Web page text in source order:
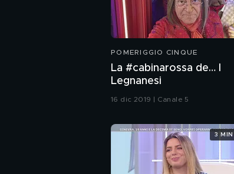
POMERIGGIO CINQUE
La #cabinarossa de… I
Legnanesi
16 dic 2019 | Canale 5
3 MIN